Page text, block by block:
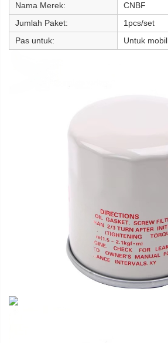
Nama Merek:
CNBF
Jumlah Paket:
1pcs/set
Pas untuk:
Untuk mobil